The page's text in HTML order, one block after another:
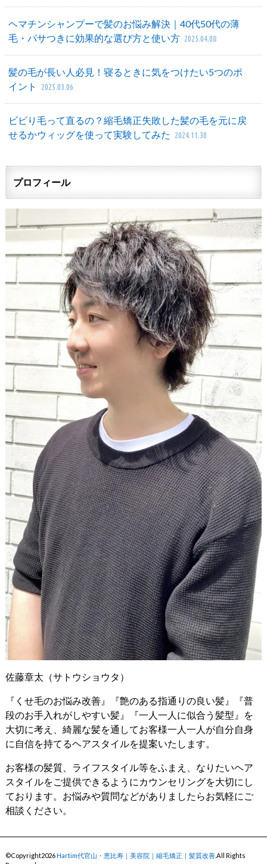
ヘマチンシャンプーで髪のお悩み解決｜40代50代の薄
毛・パサつきに効果的な選び方と使い方 2025.04.08
髪の毛が長い人必見！寝るときに気をつけたい5つのポ
イント
2025.03.06
ビビり毛って直るの？縮毛矯正失敗した髪の毛を元に戻
せるかウィッグを使って実験してみた
2024.11.30
プロフィール
佐藤章太（サトウショウタ）
『くせ毛のお悩み改善』『艶のある指通りの良い髪』『普
段のお手入れがしやすい髪』『一人一人に似合う髪型』を
大切に考え、綺麗な髪を通してお客様一人一人が自分自身
に自信を持てるヘアスタイルを提案いたします。
お客様の髪質、ライフスタイル等をふまえ、なりたいヘア
スタイルをご提供できるようにカウンセリングを大切にし
ております。お悩みや質問などがありましたらお気軽にご
相談ください。
©Copyright2026Hartim代官山・恵比寿｜美容院｜縮毛矯正｜髪質改善.All Rights